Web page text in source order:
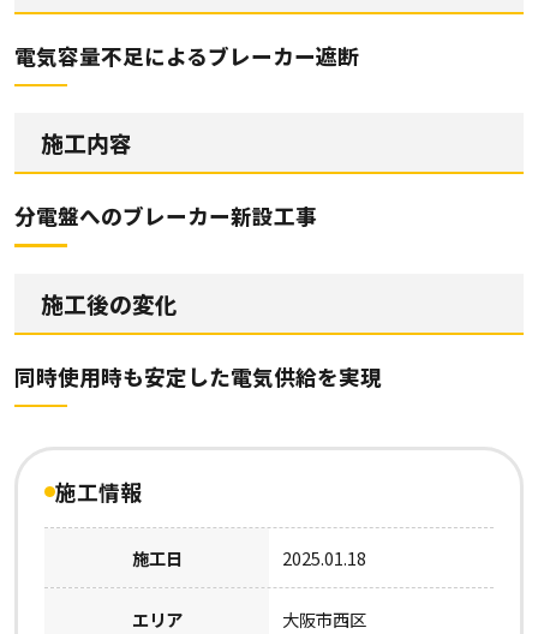
電気容量不足によるブレーカー遮断
施工内容
分電盤へのブレーカー新設工事
施工後の変化
同時使用時も安定した電気供給を実現
施工情報
施工日 2025.01.18
エリア 大阪市西区